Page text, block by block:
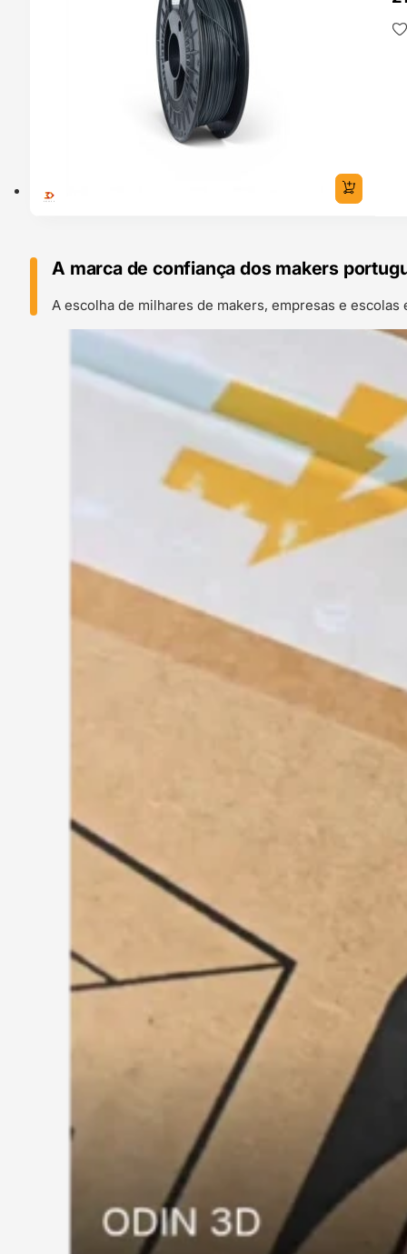
A marca de confiança dos makers
A escolha de milhares de makers, empresas e escolas